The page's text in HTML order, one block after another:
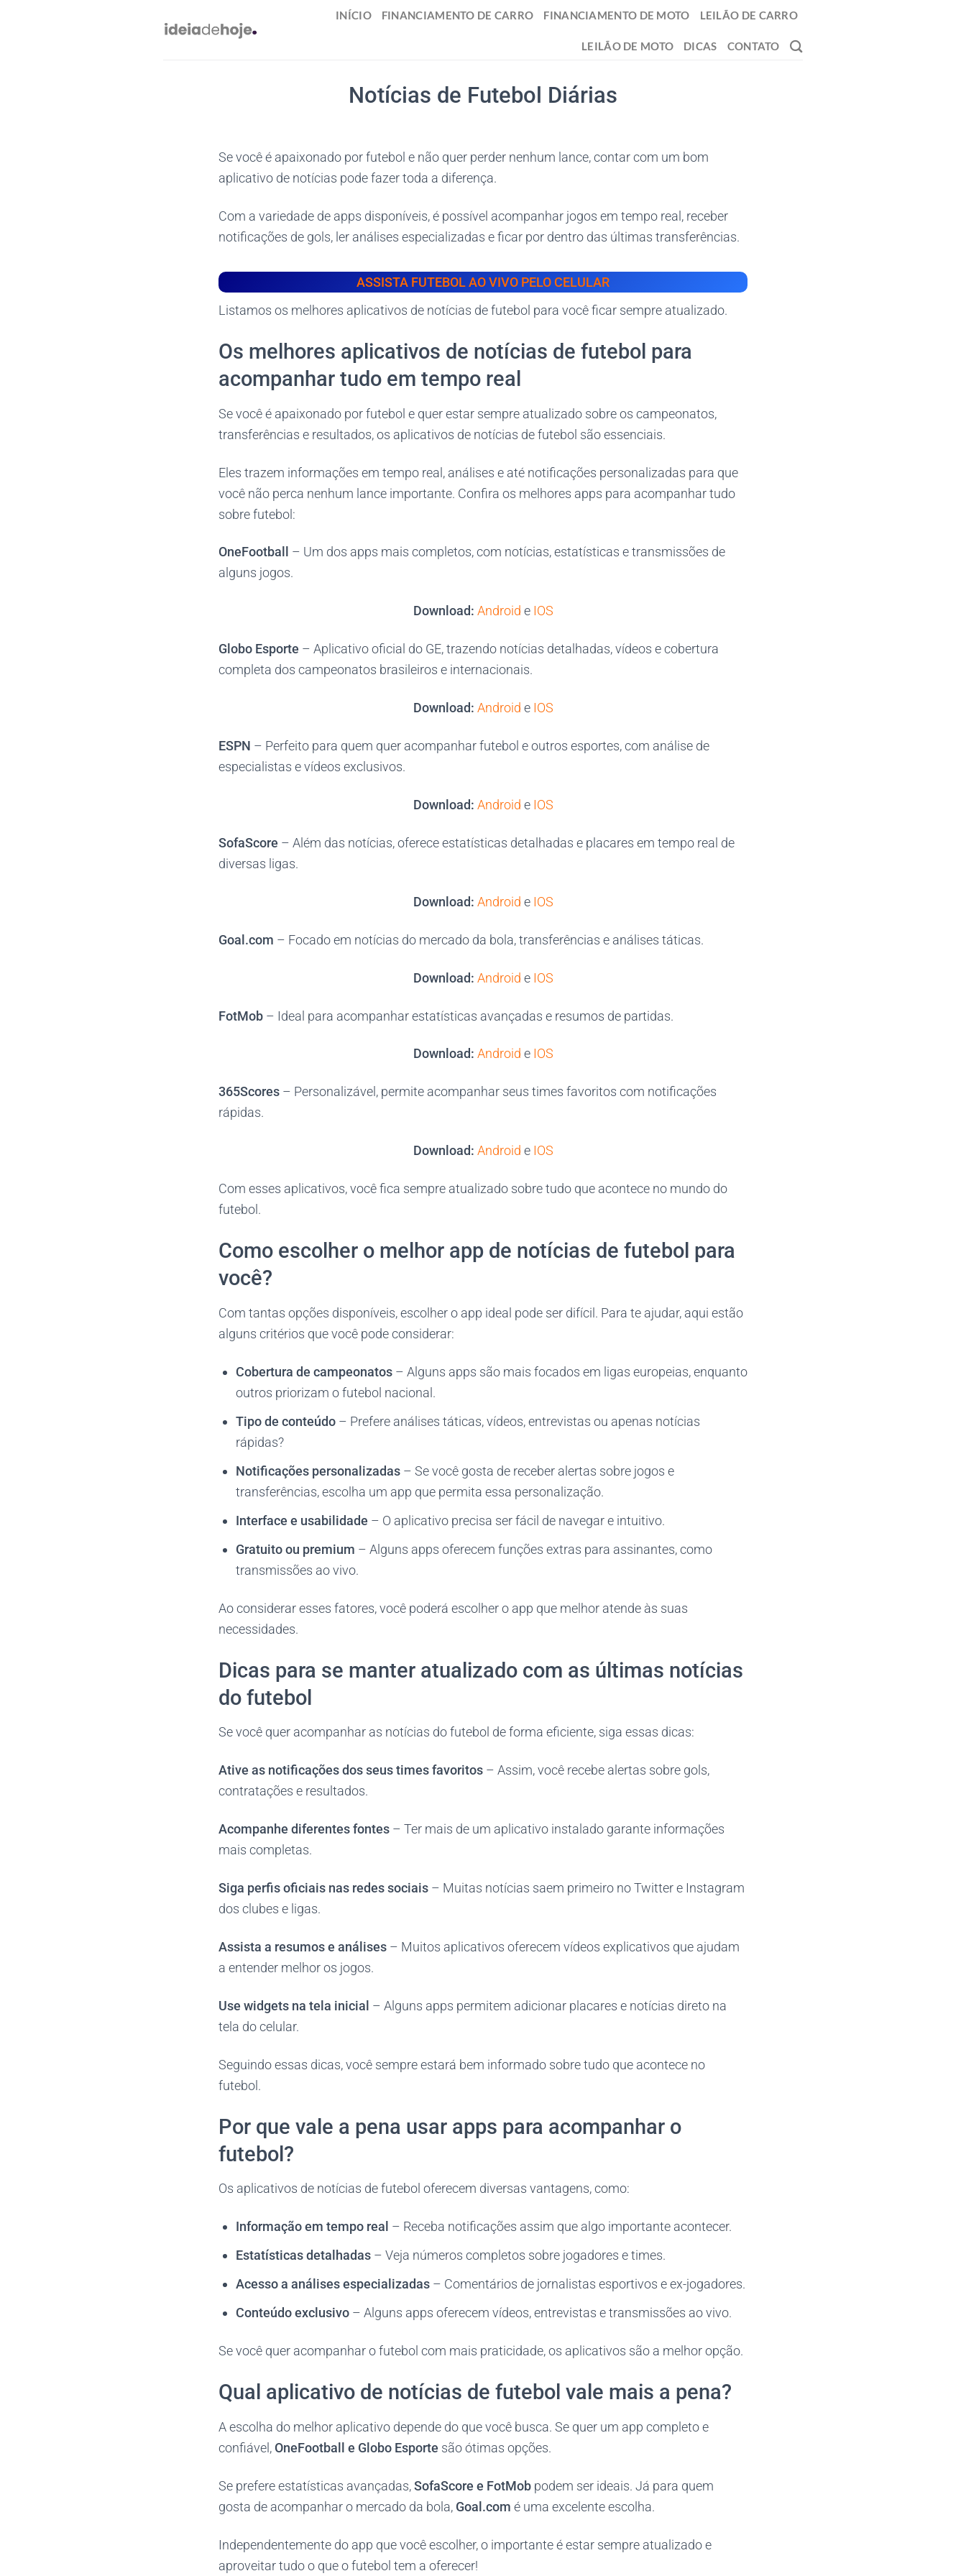
INÍCIO FINANCIAMENTO DE CARRO FINANCIAMENTO DE MOTO LEILÃO DE CARRO
LEILÃO DE MOTO DICAS CONTATO
Notícias de Futebol Diárias
Se você é apaixonado por futebol e não quer perder nenhum lance, contar com um bom
aplicativo de notícias pode fazer toda a diferença.
Com a variedade de apps disponíveis, é possível acompanhar jogos em tempo real, receber
notificações de gols, ler análises especializadas e ficar por dentro das últimas transferências.
ASSISTA FUTEBOL AO VIVO PELO CELULAR
Listamos os melhores aplicativos de notícias de futebol para você ficar sempre atualizado.
Os melhores aplicativos de notícias de futebol para
acompanhar tudo em tempo real
Se você é apaixonado por futebol e quer estar sempre atualizado sobre os campeonatos,
transferências e resultados, os aplicativos de notícias de futebol são essenciais.
Eles trazem informações em tempo real, análises e até notificações personalizadas para que
você não perca nenhum lance importante. Confira os melhores apps para acompanhar tudo
sobre futebol:
OneFootball
– Um dos apps mais completos, com notícias, estatísticas e transmissões de
alguns jogos.
Download: Android e IOS
Globo Esporte – Aplicativo oficial do GE, trazendo notícias detalhadas, vídeos e cobertura
completa dos campeonatos brasileiros e internacionais.
Download: Android e IOS
ESPN – Perfeito para quem quer acompanhar futebol e outros esportes, com análise de
especialistas e vídeos exclusivos.
Download: Android e IOS
SofaScore – Além das notícias, oferece estatísticas detalhadas e placares em tempo real de
diversas ligas.
Download: Android e IOS
Goal.com – Focado em notícias do mercado da bola, transferências e análises táticas.
Download: Android e IOS
FotMob– Ideal para acompanhar estatísticas avançadas e resumos de partidas.
Download: Android e IOS
365Scores– Personalizável, permite acompanhar seus times favoritos com notificações
rápidas.
Download: Android e IOS
Com esses aplicativos, você fica sempre atualizado sobre tudo que acontece no mundo do
futebol.
Como escolher o melhor app de notícias de futebol para
você?
Com tantas opções disponíveis, escolher o app ideal pode ser difícil. Para te ajudar, aqui estão
alguns critérios que você pode considerar:
Cobertura de campeonatos– Alguns apps são mais focados em ligas europeias, enquanto
outros priorizam o futebol nacional.
Tipo de conteúdo– Prefere análises táticas, vídeos, entrevistas ou apenas notícias
rápidas?
Notificações personalizadas– Se você gosta de receber alertas sobre jogos e
transferências, escolha um app que permita essa personalização.
Interface e usabilidade – O aplicativo precisa ser fácil de navegar e intuitivo.
Gratuito ou premium – Alguns apps oferecem funções extras para assinantes, como
transmissões ao vivo.
Ao considerar esses fatores, você poderá escolher o app que melhor atende às suas
necessidades.
Dicas para se manter atualizado com as últimas notícias
do futebol
Se você quer acompanhar as notícias do futebol de forma eficiente, siga essas dicas:
Ative as notificações dos seus times favoritos– Assim, você recebe alertas sobre gols,
contratações e resultados.
Acompanhe diferentes fontes– Ter mais de um aplicativo instalado garante informações
mais completas.
Siga perfis oficiais nas redes sociais– Muitas notícias saem primeiro no Twitter e Instagram
dos clubes e ligas.
Assista a resumos e análises– Muitos aplicativos oferecem vídeos explicativos que ajudam
a entender melhor os jogos.
Use widgets na tela inicial – Alguns apps permitem adicionar placares e notícias direto na
tela do celular.
Seguindo essas dicas, você sempre estará bem informado sobre tudo que acontece no
futebol.
Por que vale a pena usar apps para acompanhar o
futebol?
Os aplicativos de notícias de futebol oferecem diversas vantagens, como:
Informação em tempo real – Receba notificações assim que algo importante acontecer.
Estatísticas detalhadas– Veja números completos sobre jogadores e times.
Acesso a análises especializadas– Comentários de jornalistas esportivos e ex-jogadores.
Conteúdo exclusivo– Alguns apps oferecem vídeos, entrevistas e transmissões ao vivo.
Se você quer acompanhar o futebol com mais praticidade, os aplicativos são a melhor opção.
Qual aplicativo de notícias de futebol vale mais a pena?
A escolha do melhor aplicativo depende do que você busca. Se quer um app completo e
confiável, OneFootball e Globo Esporte são ótimas opções.
Se prefere estatísticas avançadas,SofaScore e FotMobpodem ser ideais. Já para quem
gosta de acompanhar o mercado da bola, Goal.com é uma excelente escolha.
Independentemente do app que você escolher, o importante é estar sempre atualizado e
aproveitar tudo o que o futebol tem a oferecer!